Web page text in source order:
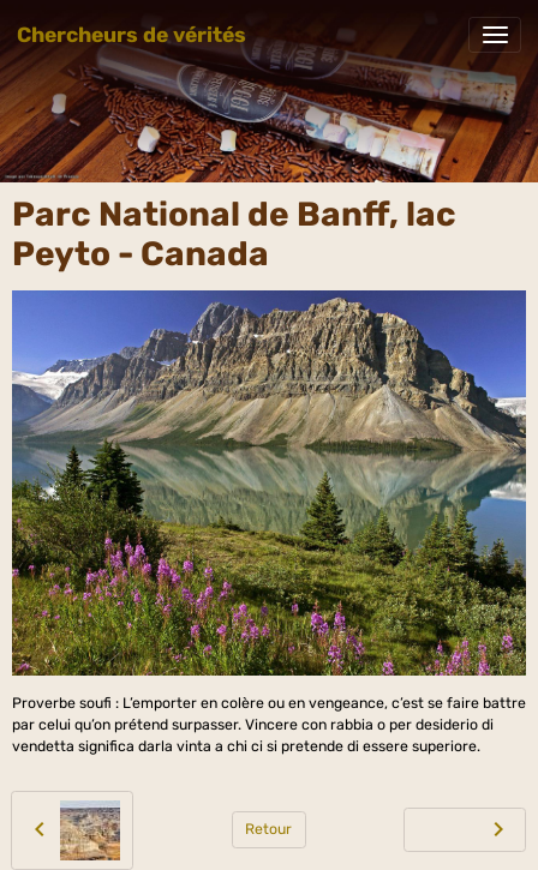
Chercheurs de vérités
Parc National de Banff, lac
Peyto - Canada
Proverbe soufi : L’emporter en colère ou en vengeance, c’est se faire battre
par celui qu’on prétend surpasser. Vincere con rabbia o per desiderio di
vendetta significa darla vinta a chi ci si pretende di essere superiore.
Retour